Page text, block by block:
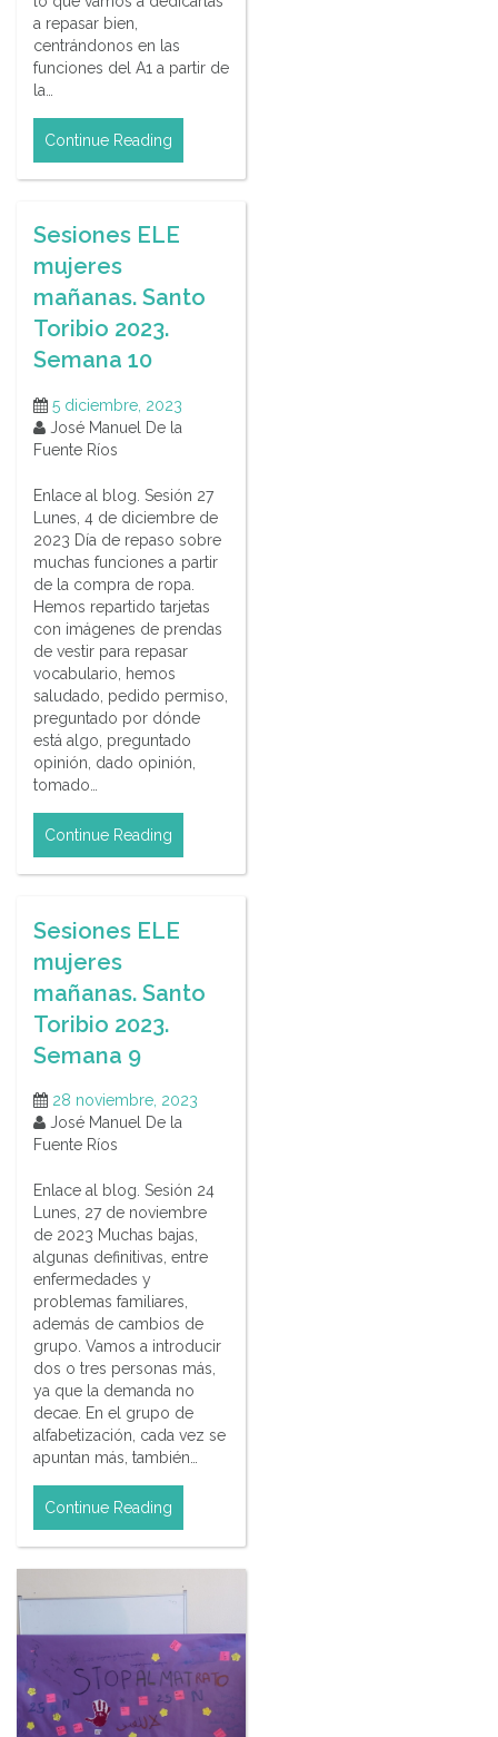
a repasar bien,
centrándonos en las
funciones del A1 a partir de
la…
Continue Reading
Sesiones ELE
mujeres
mañanas. Santo
Toribio 2023.
Semana 10
5 diciembre, 2023
José Manuel De la
Fuente Ríos
Enlace al blog. Sesión 27
Lunes, 4 de diciembre de
2023 Día de repaso sobre
muchas funciones a partir
de la compra de ropa.
Hemos repartido tarjetas
con imágenes de prendas
de vestir para repasar
vocabulario, hemos
saludado, pedido permiso,
preguntado por dónde
está algo, preguntado
opinión, dado opinión,
tomado…
Continue Reading
Sesiones ELE
mujeres
mañanas. Santo
Toribio 2023.
Semana 9
28 noviembre, 2023
José Manuel De la
Fuente Ríos
Enlace al blog. Sesión 24
Lunes, 27 de noviembre
de 2023 Muchas bajas,
algunas definitivas, entre
enfermedades y
problemas familiares,
además de cambios de
grupo. Vamos a introducir
dos o tres personas más,
ya que la demanda no
decae. En el grupo de
alfabetización, cada vez se
apuntan más, también…
Continue Reading